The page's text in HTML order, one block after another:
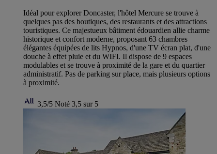
Idéal pour explorer Doncaster, l'hôtel Mercure se trouve à
quelques pas des boutiques, des restaurants et des attractions
touristiques. Ce majestueux bâtiment édouardien allie charme
historique et confort moderne, proposant 63 chambres
élégantes équipées de lits Hypnos, d'une TV écran plat, d'une
douche à effet pluie et du WIFI. Il dispose de 9 espaces
modulables et se trouve à proximité de la gare et du quartier
administratif. Pas de parking sur place, mais plusieurs options
à proximité.
3,5/5 Noté 3,5 sur 5